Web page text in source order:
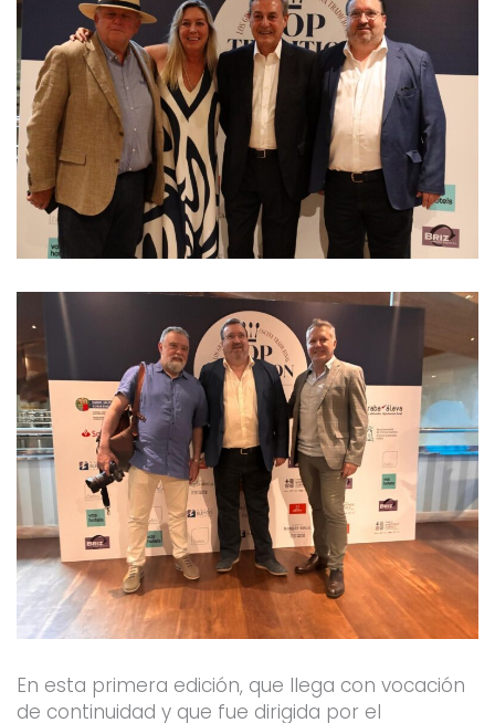
En esta primera edición, que llega con vocación
de continuidad y que fue dirigida por el